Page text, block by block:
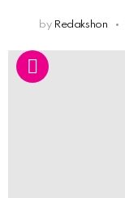
by Redakshon